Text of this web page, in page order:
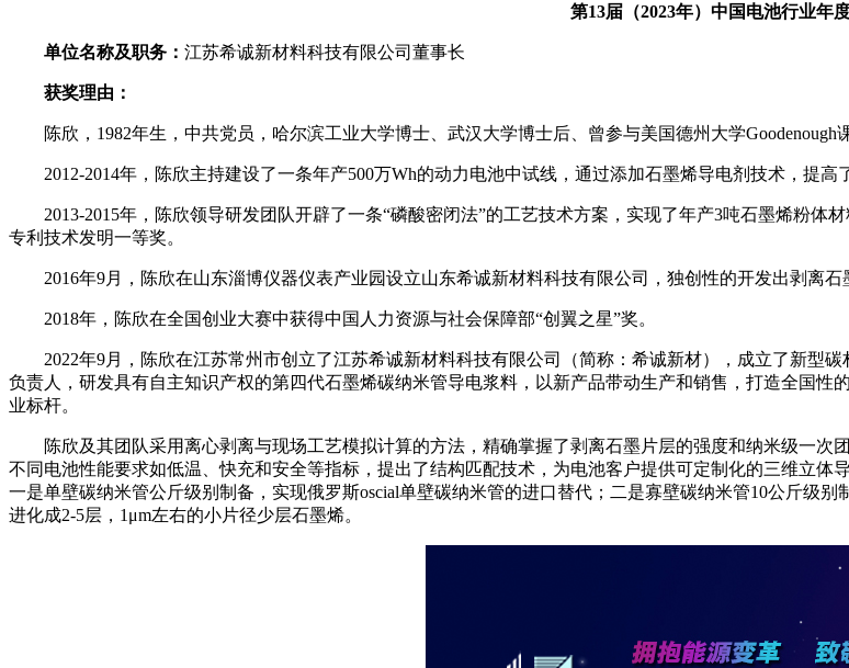
第13届（2023年）中国电池行业年
单位名称及职务： 江苏希诚新材料科技有限公司董事长
获奖理由：
陈欣，1982年生，中共党员，哈尔滨工业大学博士、武汉大学博士后、曾参与美国德州大学Goodenough
2012-2014年，陈欣主持建设了一条年产500万Wh的动力电池中试线，通过添加石墨烯导电剂技术，提
2013-2015年，陈欣领导研发团队开辟了一条“磷酸密闭法”的工艺技术方案，实现了年产3吨石墨烯粉
专利技术发明一等奖。
2016年9月，陈欣在山东淄博仪器仪表产业园设立山东希诚新材料科技有限公司，独创性的开发出剥离
2018年，陈欣在全国创业大赛中获得中国人力资源与社会保障部“创翼之星”奖。
2022年9月，陈欣在江苏常州市创立了江苏希诚新材料科技有限公司（简称：希诚新材），成立了新型
负责人，研发具有自主知识产权的第四代石墨烯碳纳米管导电浆料，以新产品带动生产和销售，打造全国
业标杆。
陈欣及其团队采用离心剥离与现场工艺模拟计算的方法，精确掌握了剥离石墨片层的强度和纳米级一
不同电池性能要求如低温、快充和安全等指标，提出了结构匹配技术，为电池客户提供可定制化的三维立体
一是单壁碳纳米管公斤级别制备，实现俄罗斯oscial单壁碳纳米管的进口替代；二是寡壁碳纳米管10公斤级
进化成2-5层，1μm左右的小片径少层石墨烯。